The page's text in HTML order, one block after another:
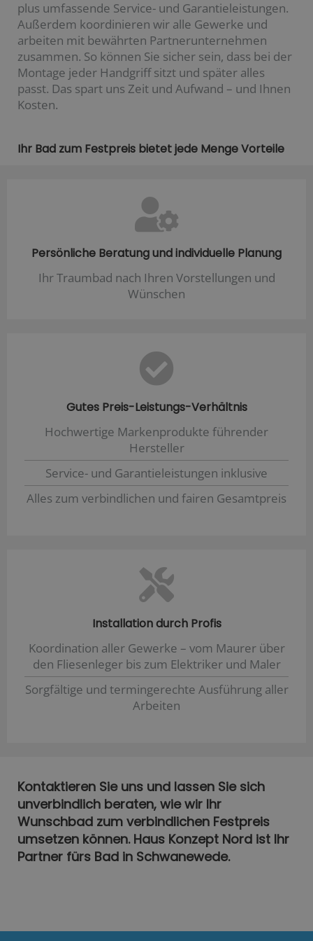
plus umfassende Service- und Garantieleistungen.
Außerdem koordinieren wir alle Gewerke und
arbeiten mit bewährten Partnerunternehmen
zusammen. So können Sie sicher sein, dass bei der
Montage jeder Handgriff sitzt und später alles
passt. Das spart uns Zeit und Aufwand – und Ihnen
Kosten.
Ihr Bad zum Festpreis bietet jede Menge Vorteile
Persönliche Beratung und individuelle Planung
Ihr Traumbad nach Ihren Vorstellungen und
Wünschen
Gutes Preis-Leistungs-Verhältnis
Hochwertige Markenprodukte führender
Hersteller
Service- und Garantieleistungen inklusive
Alles zum verbindlichen und fairen Gesamtpreis
Installation durch Profis
Koordination aller Gewerke – vom Maurer über
den Fliesenleger bis zum Elektriker und Maler
Sorgfältige und termingerechte Ausführung aller
Arbeiten
Kontaktieren Sie uns und lassen Sie sich
unverbindlich beraten, wie wir Ihr
Wunschbad zum verbindlichen Festpreis
umsetzen können. Haus Konzept Nord ist Ihr
Partner fürs Bad in Schwanewede.